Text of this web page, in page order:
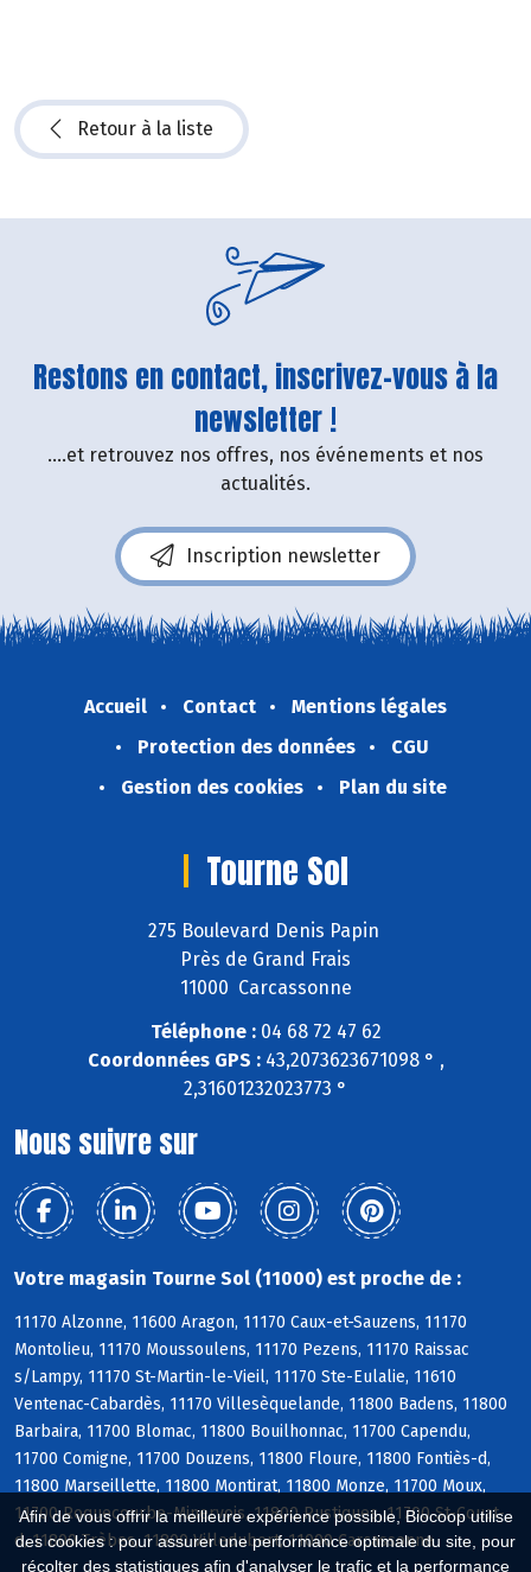
Afin de vous offrir la meilleure expérience possible, Biocoop utilise
des cookies : pour assurer une performance optimale du site, pour
récolter des statistiques afin d'analyser le trafic et la performance
Retour à la liste
Restons en contact, inscrivez-vous à la
newsletter !
....et retrouvez nos offres, nos événements et nos
actualités.
Inscription newsletter
Accueil Contact
Mentions légales
Protection des données
CGU
Gestion des cookies
Plan du site
Tourne Sol
275 Boulevard Denis Papin
Près de Grand Frais
11000 Carcassonne
Téléphone :04 68 72 47 62
Coordonnées GPS :43,2073623671098 ° ,
2,31601232023773 °
Nous suivre sur
Votre magasin Tourne Sol (11000) est proche de :
11170 Alzonne, 11600 Aragon, 11170 Caux-et-Sauzens, 11170
Montolieu, 11170 Moussoulens, 11170 Pezens, 11170 Raissac
s/Lampy, 11170 St-Martin-le-Vieil, 11170 Ste-Eulalie, 11610
Ventenac-Cabardès, 11170 Villesèquelande, 11800 Badens, 11800
Barbaira, 11700 Blomac, 11800 Bouilhonnac, 11700 Capendu,
11700 Comigne, 11700 Douzens, 11800 Floure, 11800 Fontiès-d,
11800 Marseillette, 11800 Montirat, 11800 Monze, 11700 Moux,
11700 Roquecourbe-Minervois, 11800 Rustiques, 11700 St-Couat-
d, 11800 Trèbes, 11800 Villedubert, 11000 Carcassonne